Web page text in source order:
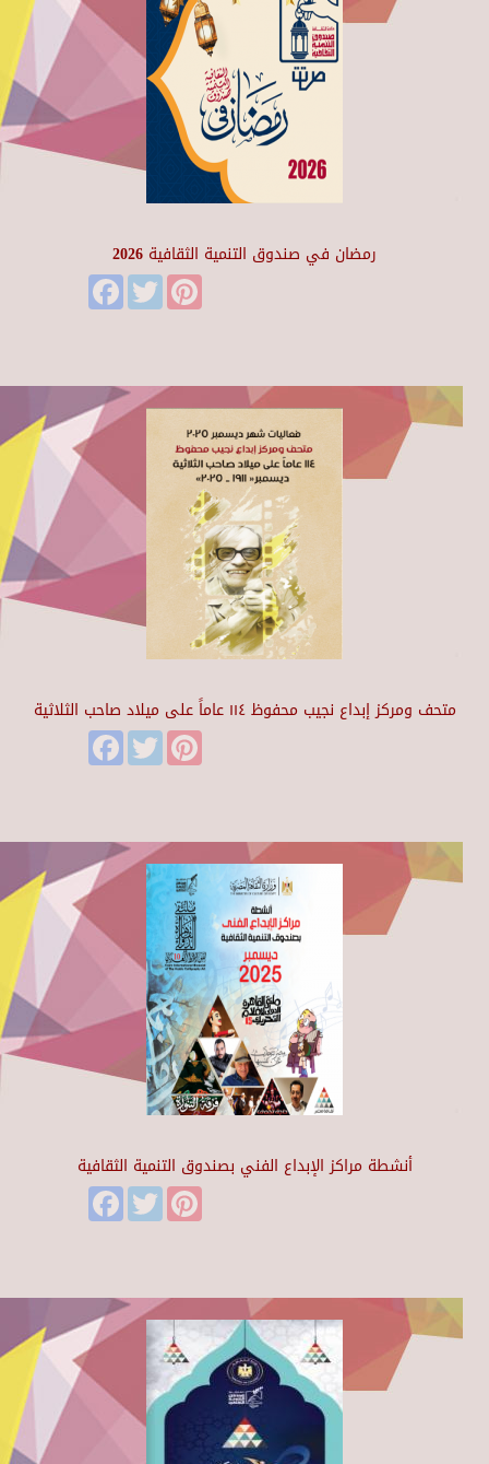
رمضان في صندوق التنمية الثقافية 2026
FacebookTwitter
متحف ومركز إبداع نجيب محفوظ ١١٤ عاماً على ميلاد صاحب الثلاثية
FacebookTwitter
أنشطة مراكز الإبداع الفني بصندوق التنمية الثقافية
FacebookTwitter